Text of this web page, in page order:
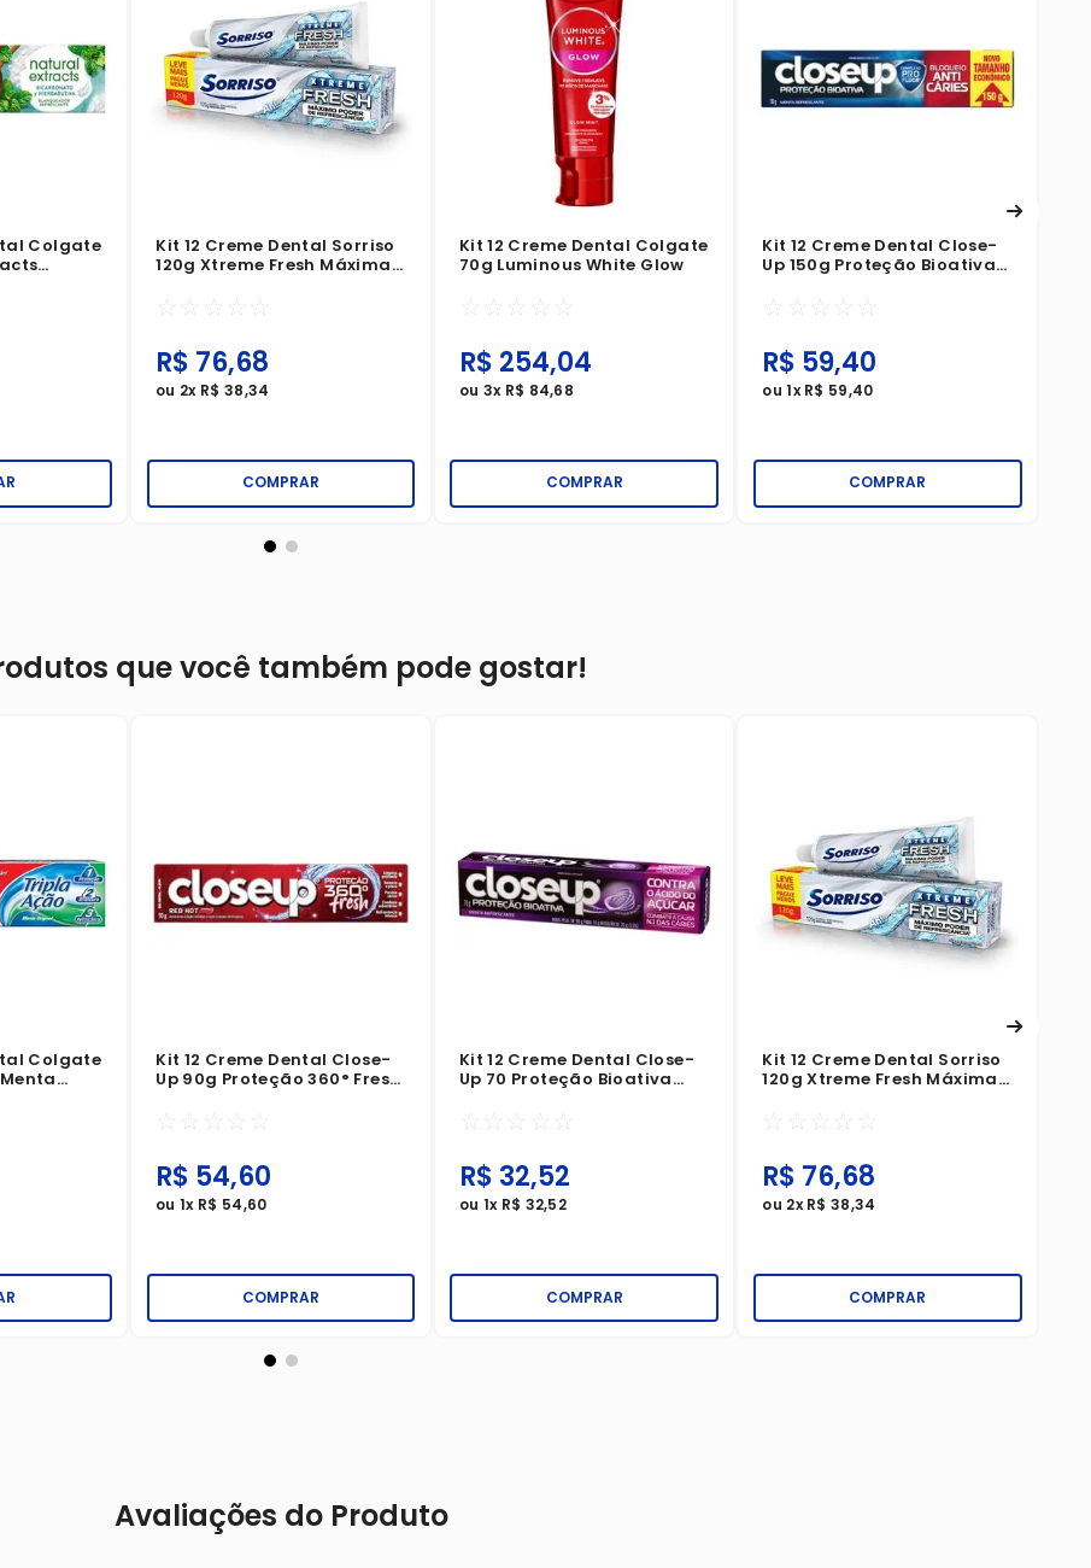
Colgate
Kit 12 Creme Dental Sorriso
120g Xtreme Fresh Máxima
☆ ☆ ☆ ☆ ☆
R$ 76,68
ou 2x R$ 38,34
COMPRAR
Kit 12 Creme Dental Colgate
70g Luminous White Glow
☆ ☆ ☆ ☆ ☆
R$ 254,04
ou 3x R$ 84,68
COMPRAR
Kit 12 Creme Dental Close-
Up 150g Proteção Bioativa
☆ ☆ ☆ ☆ ☆
R$ 59,40
ou1xR$ 59,40
COMPRAR
que você também pode gostar!
Colgate
Kit 12 Creme Dental Close-
Up 90g Proteção 360° Fresh
☆ ☆ ☆ ☆ ☆
R$ 54,60
ou1x R$ 54,60
COMPRAR
Kit 12 Creme Dental Close-
Up 70 Proteção Bioativa
☆ ☆ ☆ ☆ ☆
R$ 32,52
ou 1x R$ 32,52
COMPRAR
Kit 12 Creme Dental Sorriso
120g Xtreme Fresh Máxima
☆ ☆ ☆ ☆ ☆
R$ 76,68
ou 2xR$ 38,34
COMPRAR
Avaliações do Produto